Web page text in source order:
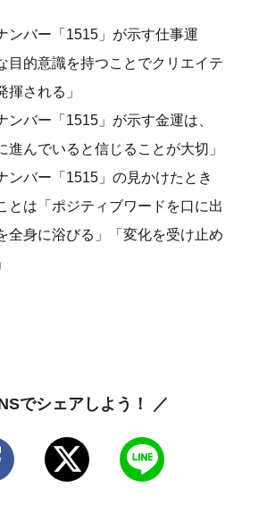
ンバー「1515」が示す仕事運
目的意識を持つことでクリエイテ
揮される」
ンバー「1515」が示す金運は、
進んでいると信じることが大切」
ンバー「1515」の見かけたとき
とは「ポジティブワードを口に出
全身に浴びる」「変化を受け止め
でシェアしよう！ ／